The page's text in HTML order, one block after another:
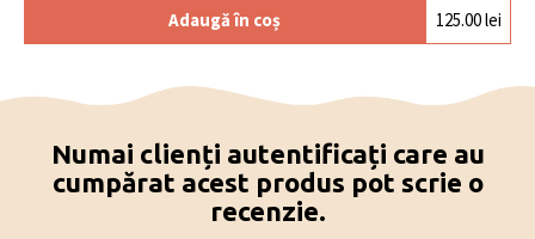
Adaugă în coș 125.00lei
Numai clienți autentificați care au
cumpărat acest produs pot scrie o
recenzie.